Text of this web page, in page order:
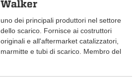
Walker
uno dei principali produttori nel settore
dello scarico. Fornisce ai costruttori
originali e all'aftermarket catalizzatori,
marmitte e tubi di scarico. Membro del